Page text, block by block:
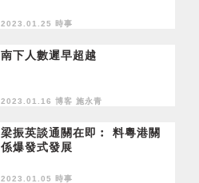
2023.01.25 時事
南下人數遲早超越
2023.01.16 博客 施永青
梁振英談通關在即︰ 料粵港關
係爆發式發展
2023.01.05 時事